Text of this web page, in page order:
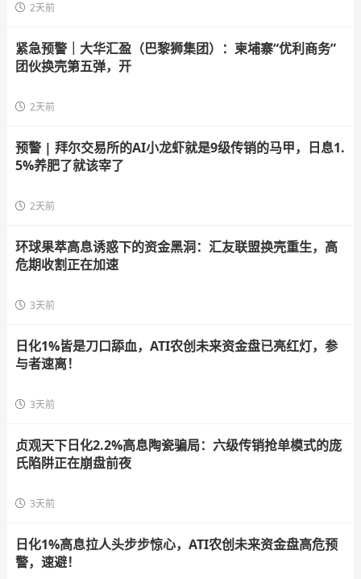
2天前
紧急预警｜大华汇盈（巴黎狮集团）：柬埔寨“优利商务”
团伙换壳第五弹，开
2天前
预警 | 拜尔交易所的AI小龙虾就是9级传销的马甲，日息1.
5%养肥了就该宰了
2天前
环球果萃高息诱惑下的资金黑洞：汇友联盟换壳重生，高
危期收割正在加速
3天前
日化1%皆是刀口舔血，ATI农创未来资金盘已亮红灯，参
与者速离！
3天前
贞观天下日化2.2%高息陶瓷骗局：六级传销抢单模式的庞
氏陷阱正在崩盘前夜
3天前
日化1%高息拉人头步步惊心，ATI农创未来资金盘高危预
警，速避！